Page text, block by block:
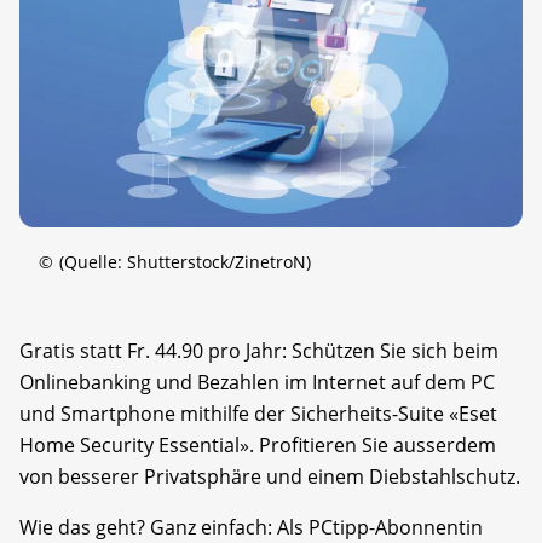
© (Quelle: Shutterstock/ZinetroN)
Gratis statt Fr. 44.90 pro Jahr: Schützen Sie sich beim
Online­banking und Bezahlen im Internet auf dem PC
und Smartphone mithilfe der Sicherheits-Suite «Eset
Home Security Essential». Profitieren Sie ausserdem
von besserer Privatsphäre und einem Diebstahlschutz.
Wie das geht? Ganz einfach: Als PCtipp-Abonnentin